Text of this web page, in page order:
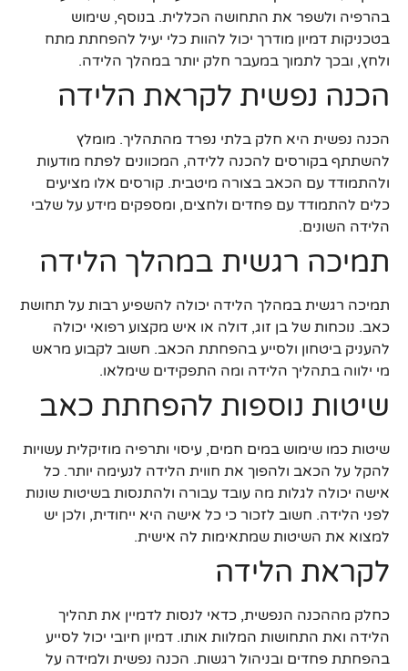
בהרפיה ולשפר את התחושה הכללית. בנוסף, שימוש
בטכניקות דמיון מודרך יכול להוות כלי יעיל להפחתת מתח
ולחץ, ובכך לתמוך במעבר חלק יותר במהלך הלידה.
הכנה נפשית לקראת הלידה
הכנה נפשית היא חלק בלתי נפרד מהתהליך. מומלץ
להשתתף בקורסים להכנה ללידה, המכוונים לפתח מודעות
ולהתמודד עם הכאב בצורה מיטבית. קורסים אלו מציעים
כלים להתמודד עם פחדים ולחצים, ומספקים מידע על שלבי
הלידה השונים.
תמיכה רגשית במהלך הלידה
תמיכה רגשית במהלך הלידה יכולה להשפיע רבות על תחושת
כאב. נוכחות של בן זוג, דולה או איש מקצוע רפואי יכולה
להעניק ביטחון ולסייע בהפחתת הכאב. חשוב לקבוע מראש
מי ילווה בתהליך הלידה ומה התפקידים שימלאו.
שיטות נוספות להפחתת כאב
שיטות כמו שימוש במים חמים, עיסוי ותרפיה מוזיקלית עשויות
להקל על הכאב ולהפוך את חווית הלידה לנעימה יותר. כל
אישה יכולה לגלות מה עובד עבורה ולהתנסות בשיטות שונות
לפני הלידה. חשוב לזכור כי כל אישה היא ייחודית, ולכן יש
למצוא את השיטות שמתאימות לה אישית.
לקראת הלידה
כחלק מההכנה הנפשית, כדאי לנסות לדמיין את תהליך
הלידה ואת התחושות המלוות אותו. דמיון חיובי יכול לסייע
בהפחתת פחדים ובניהול רגשות. הכנה נפשית ולמידה על